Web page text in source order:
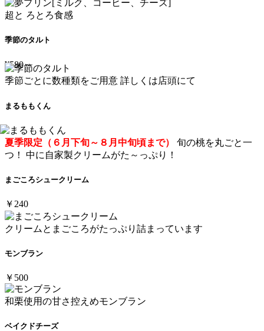
超と ろとろ食感
季節のタルト
¥580～
季節ごとに数種類をご用意 詳しくは店頭にて
まるももくん
夏季限定（６月下旬～８月中旬頃まで）
旬の桃を丸ごと一
つ！ 中に自家製クリームがた～っぷり！
まごころシュークリーム
￥240
クリームとまごころがたっぷり詰まっています
モンブラン
￥500
和栗使用の甘さ控えめモンブラン
ベイクドチーズ